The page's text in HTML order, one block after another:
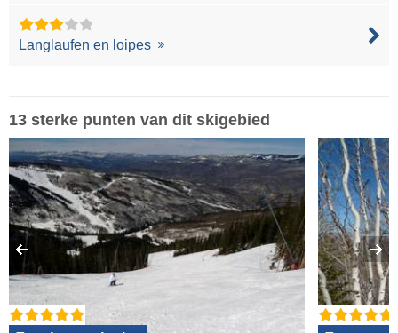
Langlaufen en loipes
13 sterke punten van dit skigebied